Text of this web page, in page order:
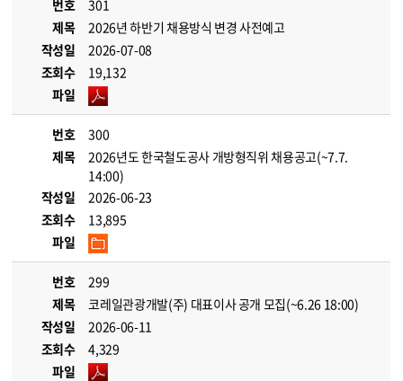
번호
301
제목
2026년 하반기 채용방식 변경 사전예고
작성일
2026-07-08
조회수
19,132
파일
번호
300
제목
2026년도 한국철도공사 개방형직위 채용공고(~7.7.
14:00)
작성일
2026-06-23
조회수
13,895
파일
번호
299
제목
코레일관광개발(주) 대표이사 공개 모집(~6.26 18:00)
작성일
2026-06-11
조회수
4,329
파일